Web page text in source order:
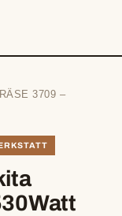
3709 –